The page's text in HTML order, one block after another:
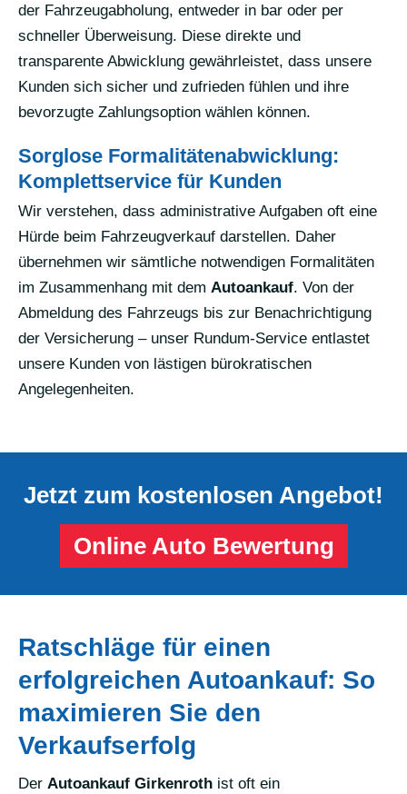
der Fahrzeugabholung, entweder in bar oder per
schneller Überweisung. Diese direkte und
transparente Abwicklung gewährleistet, dass unsere
Kunden sich sicher und zufrieden fühlen und ihre
bevorzugte Zahlungsoption wählen können.
Sorglose Formalitätenabwicklung:
Komplettservice für Kunden
Wir verstehen, dass administrative Aufgaben oft eine
Hürde beim Fahrzeugverkauf darstellen. Daher
übernehmen wir sämtliche notwendigen Formalitäten
im Zusammenhang mit dem Autoankauf. Von der
Abmeldung des Fahrzeugs bis zur Benachrichtigung
der Versicherung – unser Rundum-Service entlastet
unsere Kunden von lästigen bürokratischen
Angelegenheiten.
Jetzt zum kostenlosen Angebot!
Online Auto Bewertung
Ratschläge für einen
erfolgreichen Autoankauf: So
maximieren Sie den
Verkaufserfolg
Der Autoankauf Girkenroth ist oft ein